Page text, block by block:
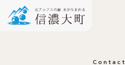
Contact